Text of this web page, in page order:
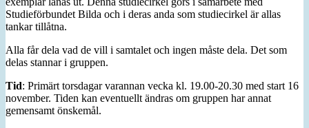
Studieförbundet Bilda och i deras anda som studiecirkel är allas
tankar tillåtna.
Alla får dela vad de vill i samtalet och ingen måste dela. Det som
delas stannar i gruppen.
Tid: Primärt torsdagar varannan vecka kl. 19.00-20.30 med start 16
november. Tiden kan eventuellt ändras om gruppen har annat
gemensamt önskemål.